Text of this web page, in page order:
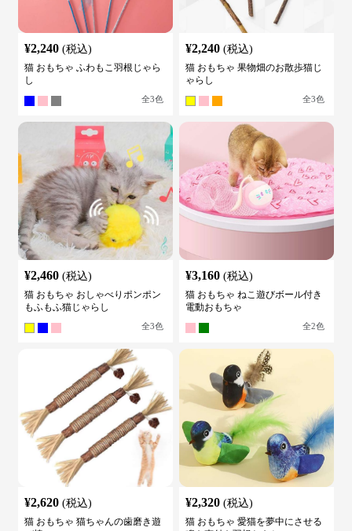
¥2,240 (税込)
猫 おもちゃ ふわもこ羽根じゃら
し
全3色
¥2,240 (税込)
猫 おもちゃ 果物畑のお散歩猫じ
ゃらし
全3色
¥2,460 (税込)
猫 おもちゃ おしゃべりポンポン
もふもふ猫じゃらし
全3色
¥3,160 (税込)
猫 おもちゃ ねこ遊びボール付き
電動おもちゃ
全2色
¥2,620 (税込)
猫 おもちゃ 猫ちゃんの歯磨き遊
¥2,320 (税込)
猫 おもちゃ 愛猫を夢中にさせる